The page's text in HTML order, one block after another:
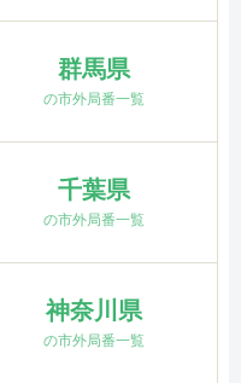
群馬県
の市外局番一覧
千葉県
の市外局番一覧
神奈川県
の市外局番一覧